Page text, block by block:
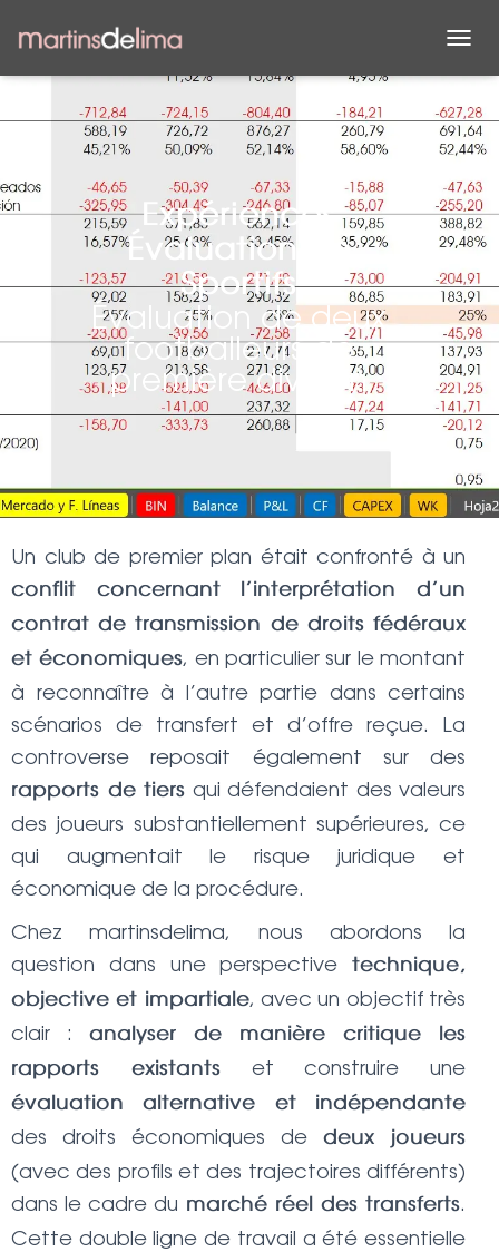
É
L
I
R
L
A
N
V
I
G
A
T
I
O
N
Expériences
Évaluation de
Sportifs
Évaluation de deux
footballeurs de
première division
Un club de premier plan était confronté à un
conflit concernant l’interprétation d’un
contrat de transmission de droits fédéraux
et économiques, en particulier sur le montant
à reconnaître à l’autre partie dans certains
scénarios de transfert et d’offre reçue. La
controverse reposait également sur des
rapports de tiers qui défendaient des valeurs
des joueurs substantiellement supérieures, ce
qui augmentait le risque juridique et
économique de la procédure.
Chez martinsdelima, nous abordons la
question dans une perspective
technique,
objective et impartiale, avec un objectif très
clair :
analyser de manière critique les
rapports existantset construire une
évaluation alternative et indépendante
des droits économiques de deux joueurs
(avec des profils et des trajectoires différents)
dans le cadre du marché réel des transferts.
Cette double ligne de travail a été essentielle